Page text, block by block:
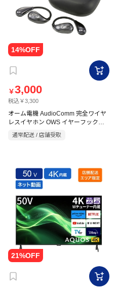
￥3,000
税込￥3,300
オーム電機 AudioComm 完全ワイヤ
レスイヤホン OWS イヤーフック型
ブラック HP-W610N-K
通常配送 / 店舗受取